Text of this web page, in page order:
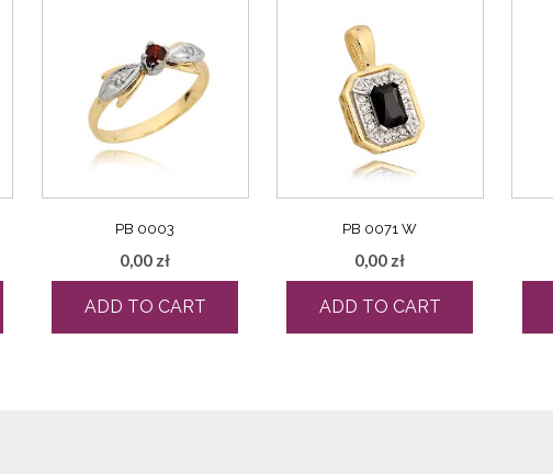
PB 0003
0,00 zł
ADD TO CART
PB 0071 W
0,00 zł
ADD TO CART